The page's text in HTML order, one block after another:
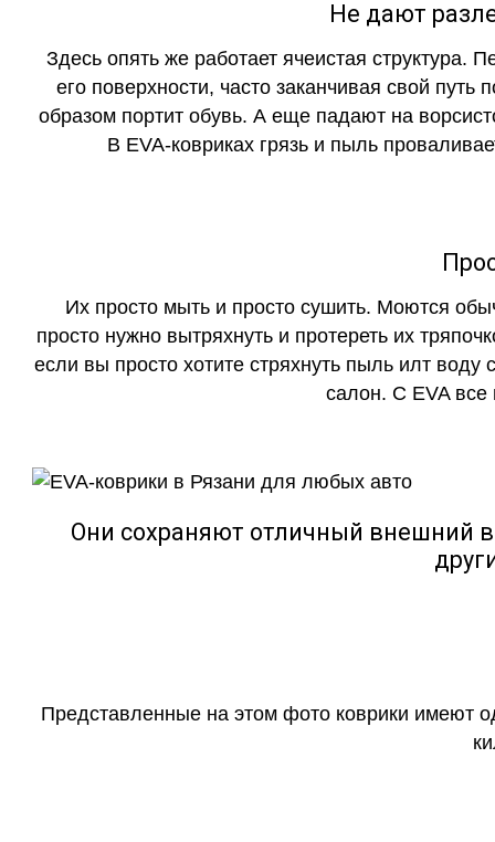
Не дают
Здесь опять же работает ячеистая структура.
его поверхности, часто заканчивая свой
образом портит обувь. А еще падают на
В EVA-ковриках грязь и пыль
Их просто мыть и просто сушить. Моются
просто нужно вытряхнуть и протереть их
если вы просто хотите стряхнуть пыль илт воду
салон. С EVA все
Они сохраняют отличный внешний
Представленные на этом фото коврики имеют